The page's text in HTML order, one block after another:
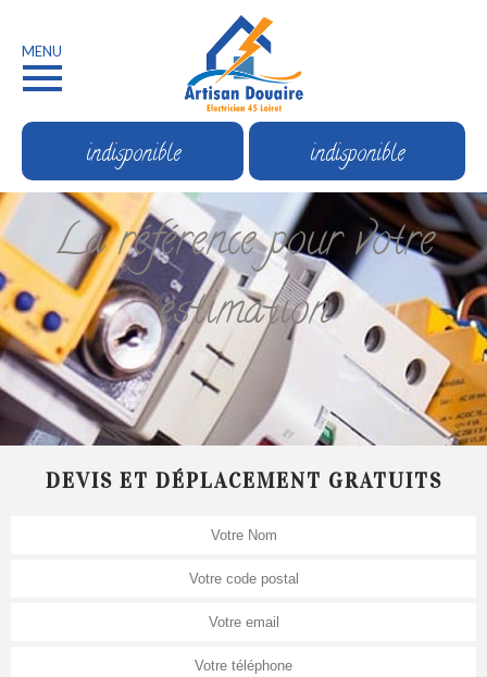
MENU
indisponible indisponible
La référence pour votre
estimation
DEVIS ET DÉPLACEMENT GRATUITS